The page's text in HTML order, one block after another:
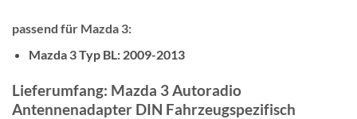
passend für Mazda 3:
Mazda 3 Typ BL: 2009-2013
Lieferumfang: Mazda 3 Autoradio
Antennenadapter DIN Fahrzeugspezifisch